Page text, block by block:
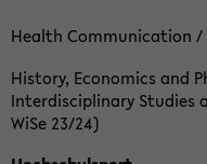
Health Communication /
History, Economics and
Interdisciplinary Studies
WiSe 23/24)